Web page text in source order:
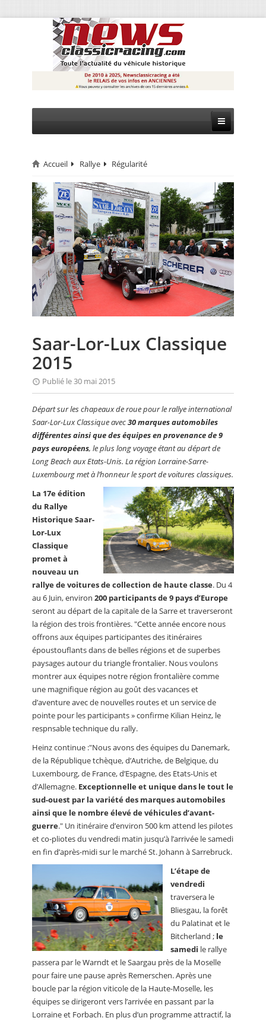
CIRCUIT
RALLYE
MONTAGNE
EVÈNEMENTS
CALENDRIER
FOCUS
ANNUAIRES
PETITES ANNONCES
Accueil Rallye Régularité
Saar-Lor-Lux Classique
2015
Publié le 30 mai 2015
Départ sur les chapeaux de roue pour le rallye international
Saar-Lor-Lux Classique avec30 marques automobiles
différentes ainsi que des équipes en provenance de 9
pays européens, le plus long voyage étant au départ de
Long Beach aux Etats-Unis. La région Lorraine-Sarre-
Luxembourg met à l’honneur le sport de voitures classiques.
La 17e édition
du Rallye
Historique Saar-
Lor-Lux
Classique
promet à
nouveau un
rallye de voitures de collection de haute classe. Du 4
au 6 Juin, environ 200 participants de 9 pays d’Europe
seront au départ de la capitale de la Sarre et traverseront
la région des trois frontières. "Cette année encore nous
offrons aux équipes participantes des itinéraires
époustouflants dans de belles régions et de superbes
paysages autour du triangle frontalier. Nous voulons
montrer aux équipes notre région frontalière comme
une magnifique région au goût des vacances et
d’aventure avec de nouvelles routes et un service de
pointe pour les participants » confirme Kilian Heinz, le
respnsable technique du rally.
Heinz continue :"Nous avons des équipes du Danemark,
de la République tchèque, d’Autriche, de Belgique, du
Luxembourg, de France, d’Espagne, des Etats-Unis et
d’Allemagne. Exceptionnelle et unique dans le tout le
sud-ouest par la variété des marques automobiles
ainsi que le nombre élevé de véhicules d’avant-
guerre." Un itinéraire d’environ 500 km attend les pilotes
et co-pliotes du vendredi matin jusqu’à l’arrivée le samedi
en fin d’après-midi sur le marché St. Johann à Sarrebruck.
L’étape de
vendredi
traversera le
Bliesgau, la forêt
du Palatinat et le
Bitcherland ; le
samedi le rallye
passera par le Warndt et le Saargau près de la Moselle
pour faire une pause après Remerschen. Après une
boucle par la région viticole de la Haute-Moselle, les
équipes se dirigeront vers l’arrivée en passant par la
Lorraine et Forbach. En plus d’un programme attractif, la